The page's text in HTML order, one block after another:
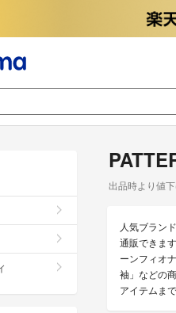
出品時より値
人気ブラン
通販できま
ーンフィオ
袖」などの
アイテムま